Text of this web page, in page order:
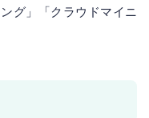
グ」「クラウドマイニ